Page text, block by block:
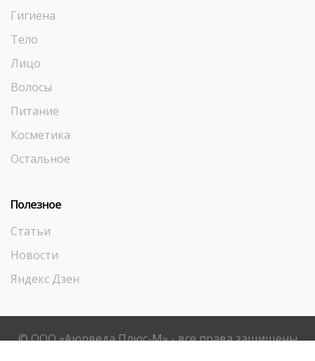
Гигиена
Тело
Лицо
Волосы
Питание
Косметика
Остальное
Полезное
Статьи
Новости
Яндекс Дзен
© ООО «Аюрведа Плюс-М» - все права защищены